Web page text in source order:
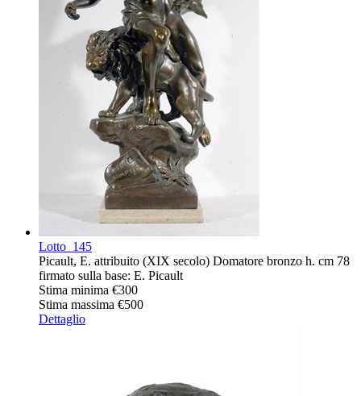
Lotto 145
Picault, E. attribuito (XIX secolo) Domatore bronzo h. cm 78
firmato sulla base: E. Picault
Stima minima €300
Stima massima €500
Dettaglio